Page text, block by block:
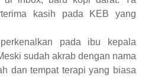
kasih pada KEB yang
pada ibu kepala
sudah akrab dengan nama
dan tempat terapi yang biasa